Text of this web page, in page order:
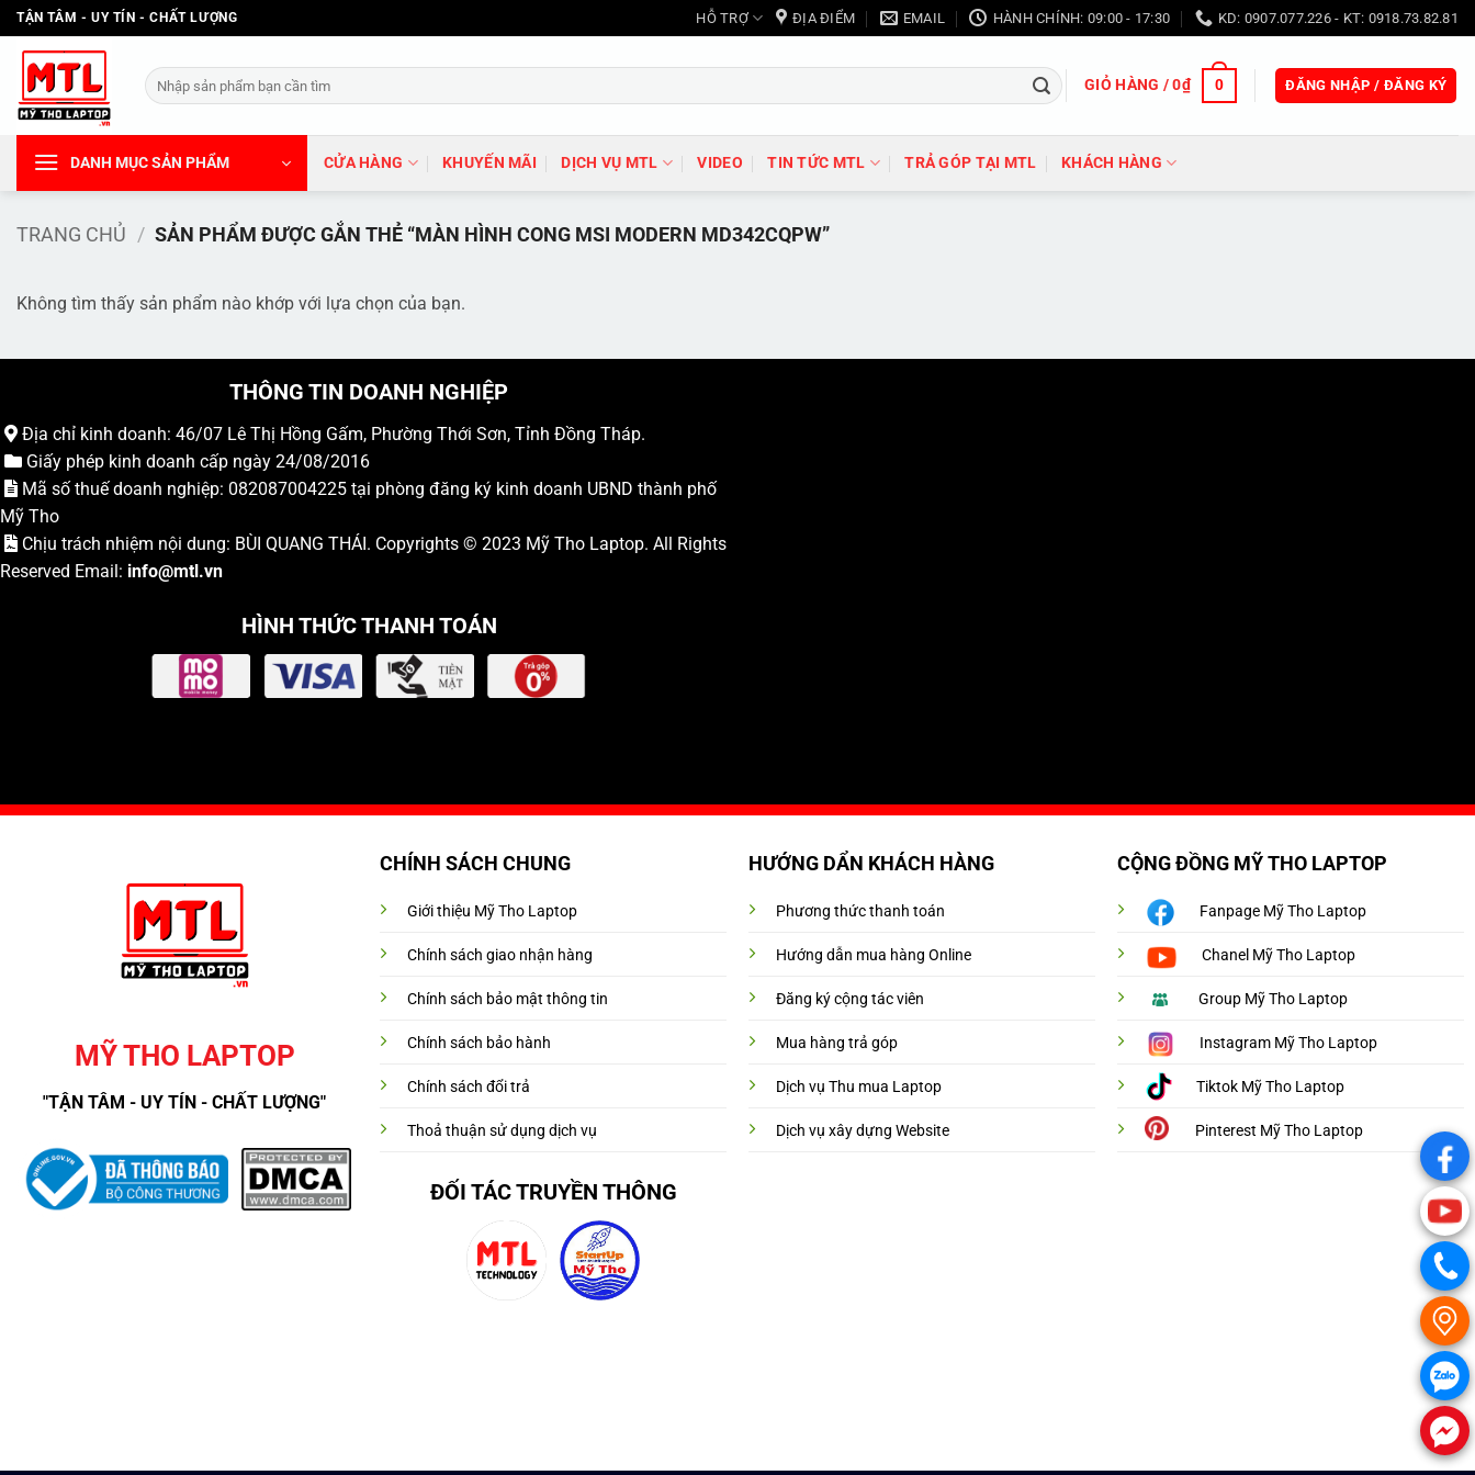
Bỏ
qua
dung
TẬN TÂM - UY TÍN - CHẤT LƯỢNG HỖ TRỢ ĐỊA ĐIỂM EMAIL HÀNH CHÍNH: 09:00 - 17:30 KD: 0907.077.226 - KT: 0918.73.82.81
Tìm
kiếm:
GIỎ HÀNG /0₫ 0 ĐĂNG NHẬP / ĐĂNG KÝ
DANH MỤC SẢN PHẨM CỬA HÀNG KHUYẾN MÃI DỊCH VỤ MTL VIDEO TIN TỨC MTL TRẢ GÓP TẠI MTL KHÁCH HÀNG
TRANG CHỦ / SẢN PHẨM ĐƯỢC GẮN THẺ “MÀN HÌNH CONG MSI MODERN MD342CQPW”
Không tìm thấy sản phẩm nào khớp với lựa chọn của bạn.
THÔNG TIN DOANH NGHIỆP
Địa chỉ kinh doanh: 46/07 Lê Thị Hồng Gấm, Phường Thới Sơn, Tỉnh Đồng Tháp.
Giấy phép kinh doanh cấp ngày 24/08/2016
Mã số thuế doanh nghiệp: 082087004225 tại phòng đăng ký kinh doanh UBND thành phố
Mỹ Tho
Chịu trách nhiệm nội dung: BÙI QUANG THÁI. Copyrights © 2023 Mỹ Tho Laptop. All Rights
Reserved Email: info@mtl.vn
HÌNH THỨC THANH TOÁN
MỸ THO LAPTOP
"TẬN TÂM - UY TÍN - CHẤT LƯỢNG"
CHÍNH SÁCH CHUNG
Giới thiệu Mỹ Tho Laptop
Chính sách giao nhận hàng
Chính sách bảo mật thông tin
Chính sách bảo hành
Chính sách đổi trả
Thoả thuận sử dụng dịch vụ
ĐỐI TÁC TRUYỀN THÔNG
HƯỚNG DẨN KHÁCH HÀNG
Phương thức thanh toán
Hướng dẫn mua hàng Online
Đăng ký cộng tác viên
Mua hàng trả góp
Dịch vụ Thu mua Laptop
Dịch vụ xây dựng Website
CỘNG ĐỒNG MỸ THO LAPTOP
Fanpage Mỹ Tho Laptop
Chanel Mỹ Tho Laptop
Group Mỹ Tho Laptop
Instagram Mỹ Tho Laptop
Tiktok Mỹ Tho Laptop
Pinterest Mỹ Tho Laptop
.
.
.
.
.
.